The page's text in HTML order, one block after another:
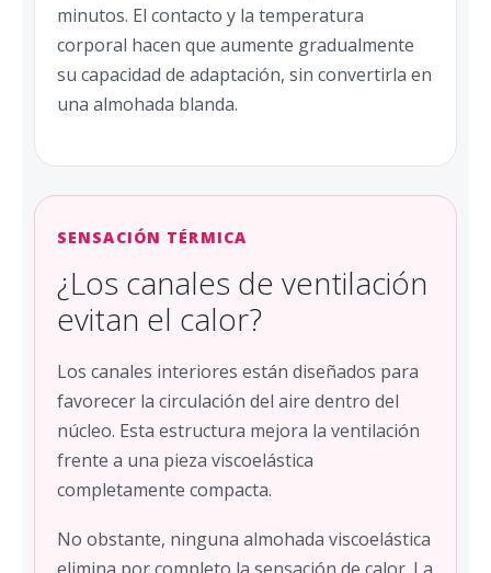
minutos. El contacto y la temperatura
corporal hacen que aumente gradualmente
su capacidad de adaptación, sin convertirla en
una almohada blanda.
SENSACIÓN TÉRMICA
¿Los canales de ventilación
evitan el calor?
Los canales interiores están diseñados para
favorecer la circulación del aire dentro del
núcleo. Esta estructura mejora la ventilación
frente a una pieza viscoelástica
completamente compacta.
No obstante, ninguna almohada viscoelástica